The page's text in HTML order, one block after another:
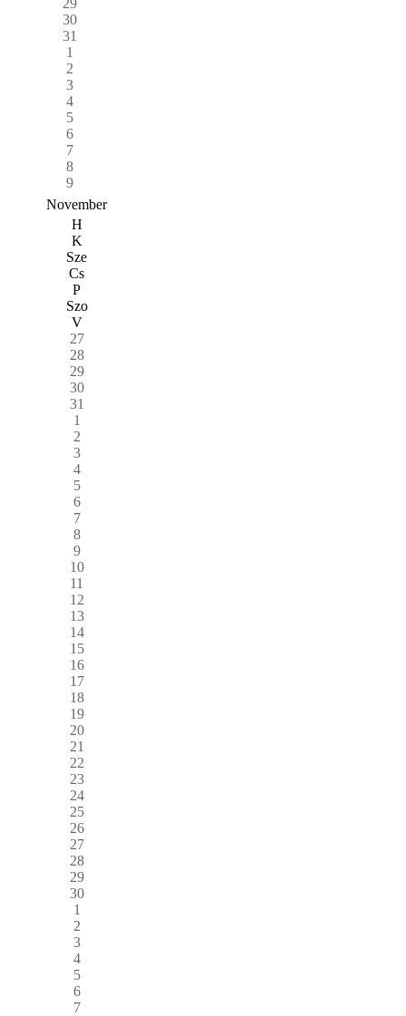
30
31
1
2
3
4
5
6
7
8
9
November
H
K
Sze
Cs
P
Szo
V
27
28
29
30
31
1
2
3
4
5
6
7
8
9
10
11
12
13
14
15
16
17
18
19
20
21
22
23
24
25
26
27
28
29
30
1
2
3
4
5
6
7